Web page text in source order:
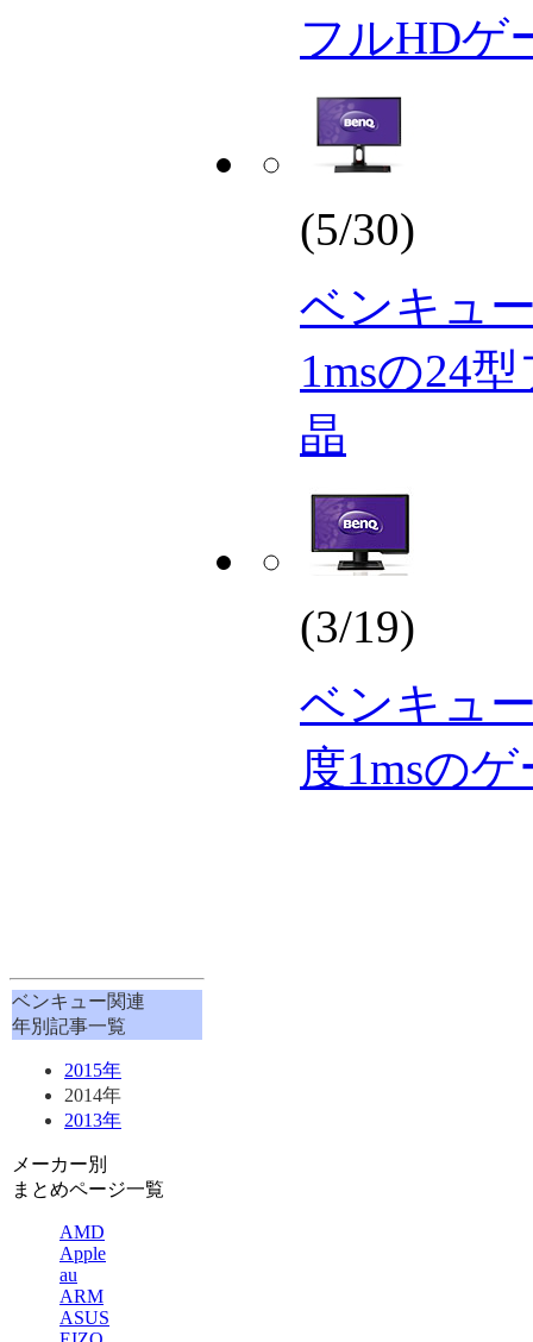
フルHDゲ
(5/30)
ベンキュ
1msの24
晶
(3/19)
ベンキュ
度1msの
ベンキュー関連
年別記事一覧
2015年
2014年
2013年
メーカー別
まとめページ一覧
AMD
Apple
au
ARM
ASUS